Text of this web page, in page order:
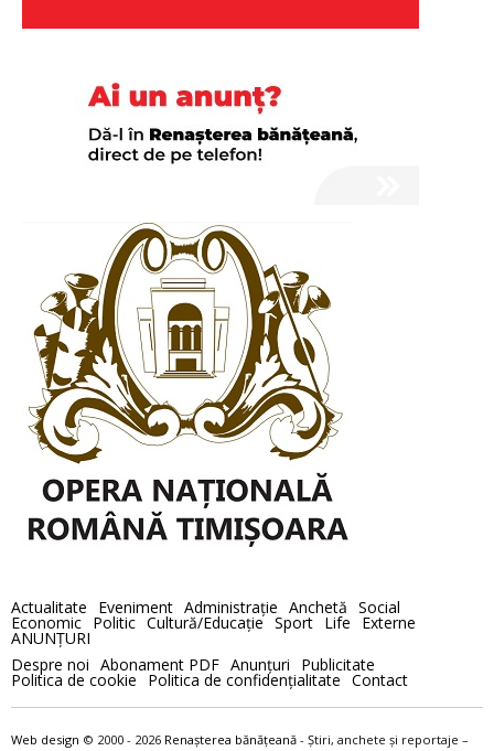
Actualitate Eveniment Administraţie Anchetă Social
Economic Politic Cultură/Educaţie Sport Life Externe
ANUNȚURI
Despre noi Abonament PDF Anunţuri Publicitate
Politica de cookie Politica de confidenţialitate Contact
Web design © 2000 - 2026 Renaşterea bănăţeană - Ştiri, anchete şi reportaje –